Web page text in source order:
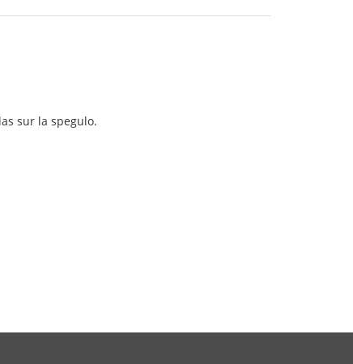
sur la spegulo.